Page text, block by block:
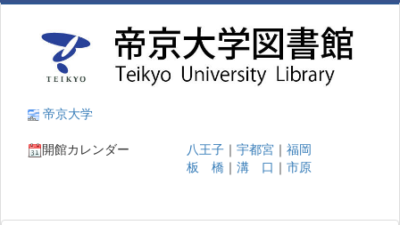
帝京大学
開館カレンダー
八王子 ｜ 宇都宮 ｜ 福岡
板 橋 ｜ 溝 口 ｜ 市原